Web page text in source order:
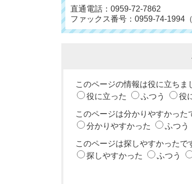
直通電話：0959-72-7862
ファックス番号：0959-74-1994（
このページの情報は役に立ちま
役に立った
ふつう 役
このページは分かりやすかった
分かりやすかった
ふつう
このページは探しやすかったで
探しやすかった
ふつう